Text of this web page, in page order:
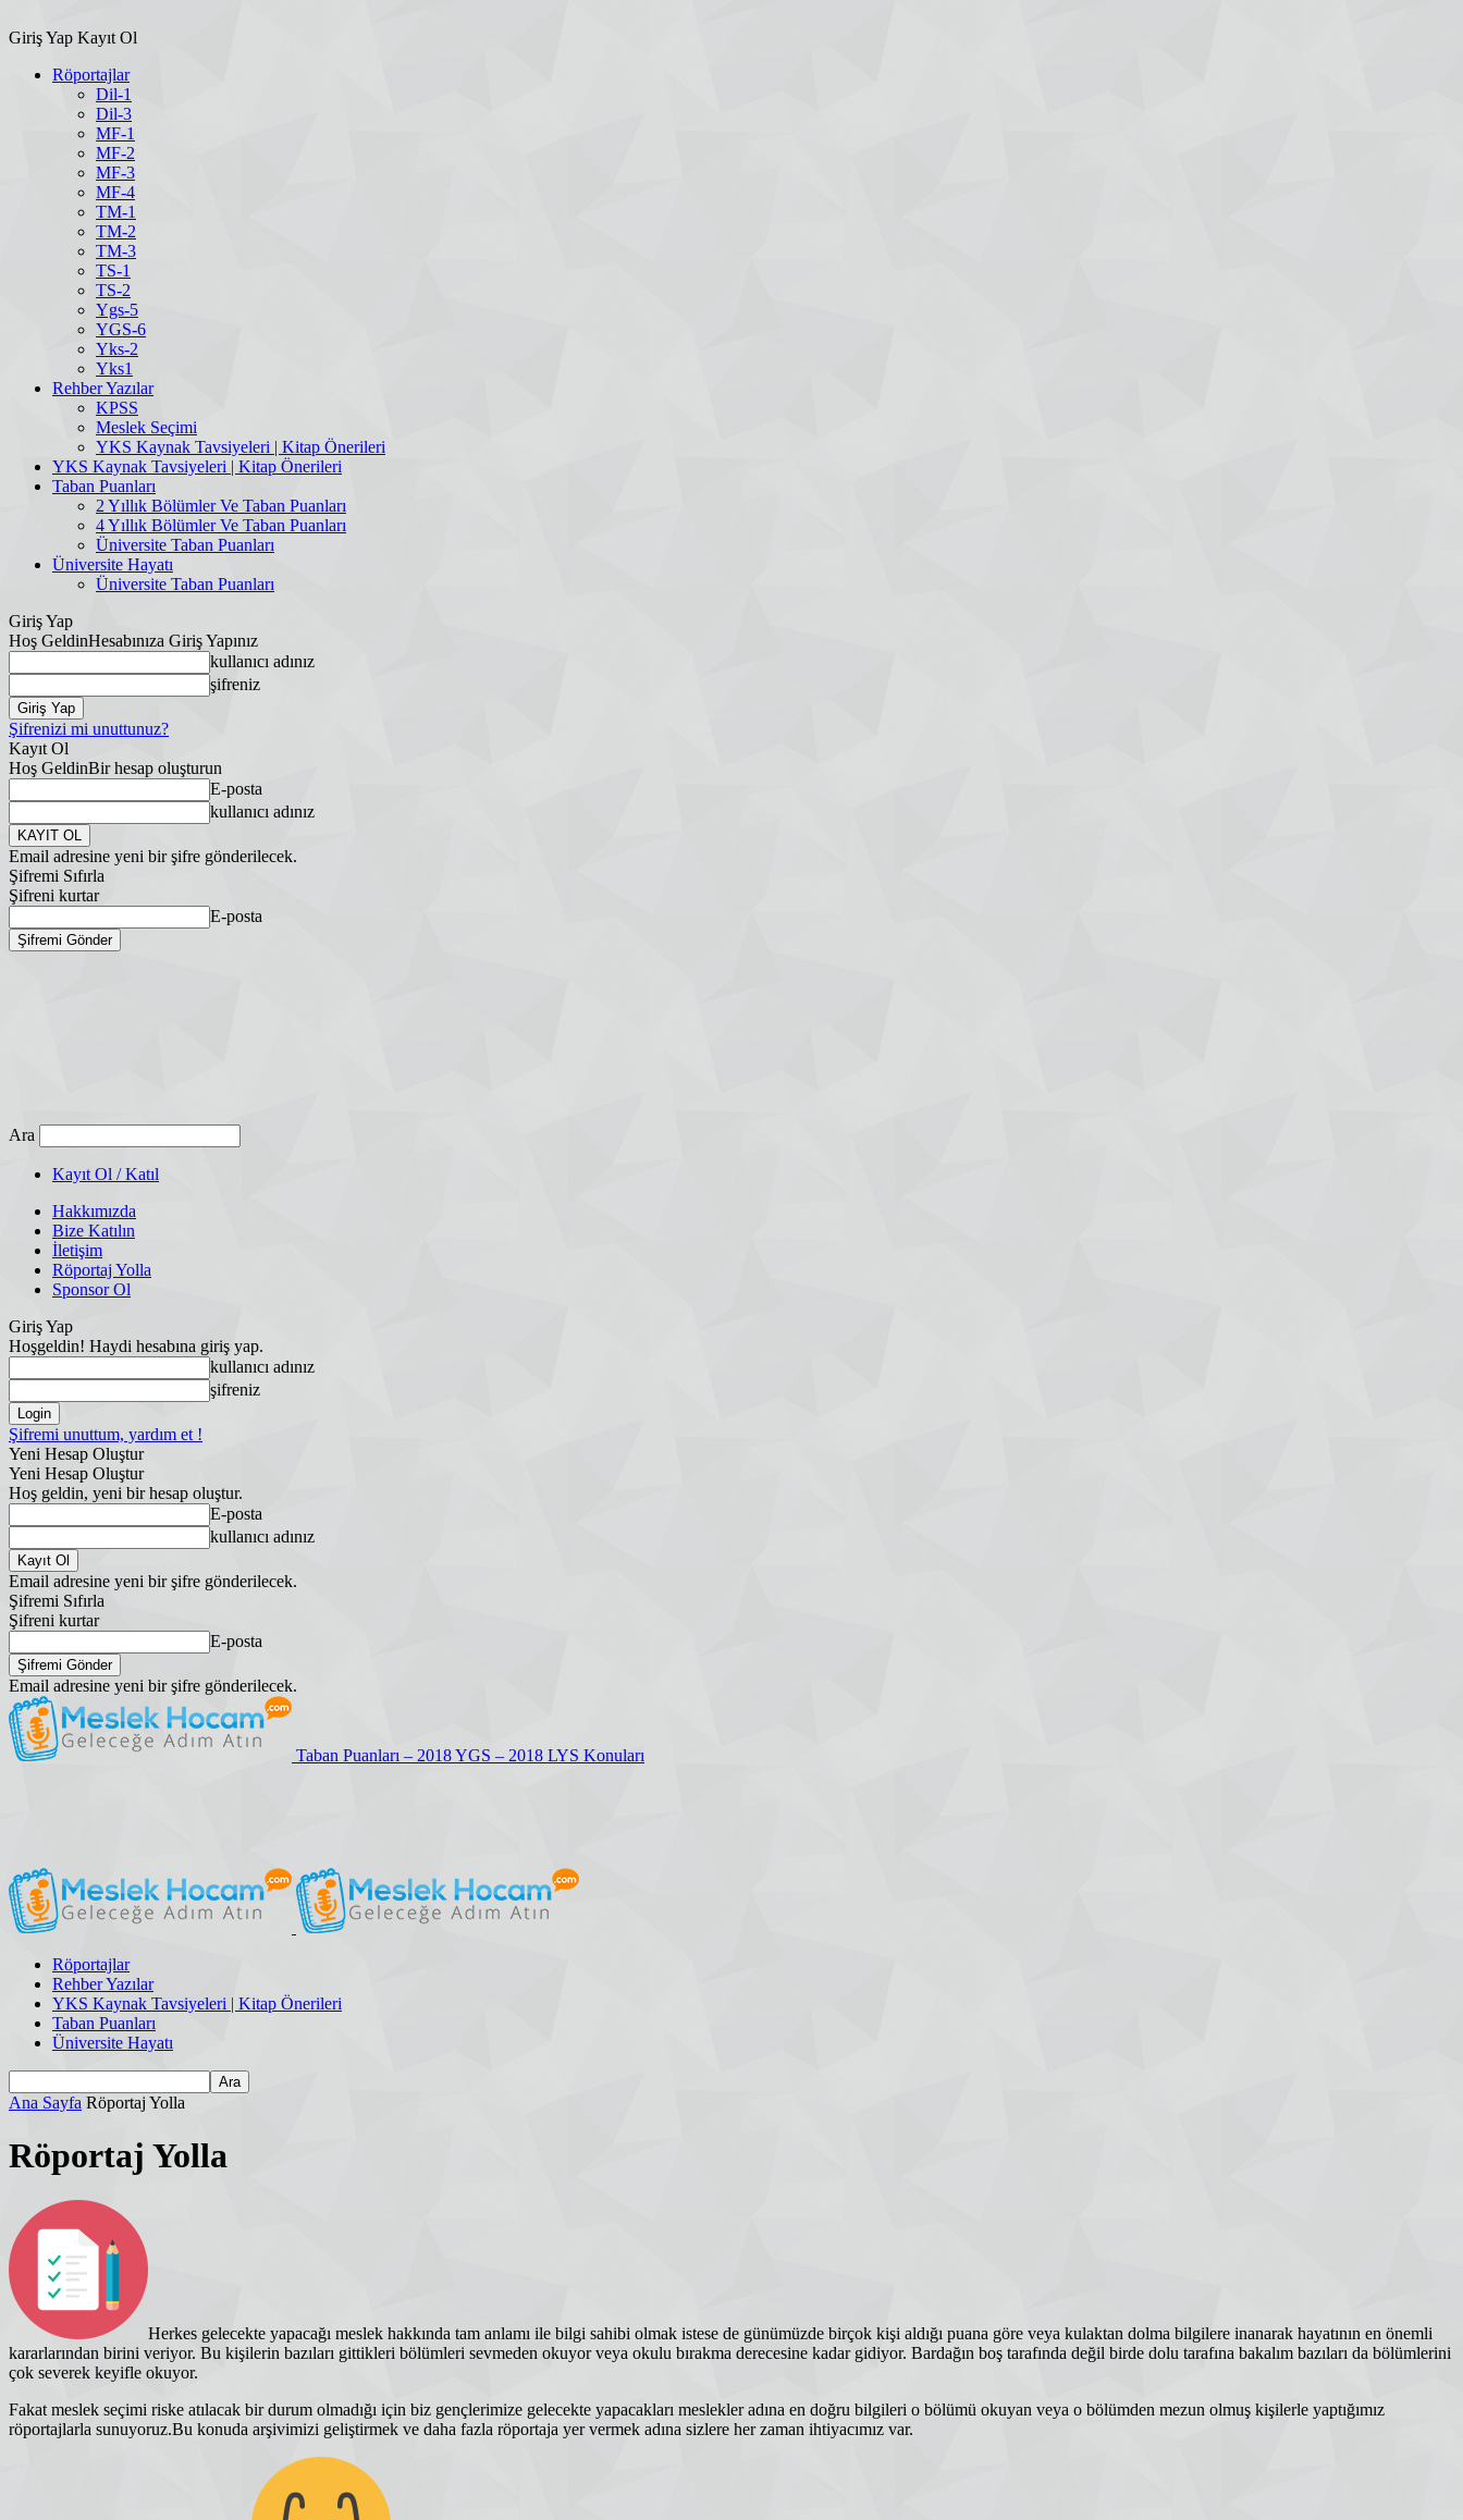
Giriş Yap Kayıt Ol
Röportajlar
Dil-1
Dil-3
MF-1
MF-2
MF-3
MF-4
TM-1
TM-2
TM-3
TS-1
TS-2
Ygs-5
YGS-6
Yks-2
Yks1
Rehber Yazılar
KPSS
Meslek Seçimi
YKS Kaynak Tavsiyeleri | Kitap Önerileri
YKS Kaynak Tavsiyeleri | Kitap Önerileri
Taban Puanları
2 Yıllık Bölümler Ve Taban Puanları
4 Yıllık Bölümler Ve Taban Puanları
Üniversite Taban Puanları
Üniversite Hayatı
Üniversite Taban Puanları
Giriş Yap
Hoş GeldinHesabınıza Giriş Yapınız
kullanıcı adınız
şifreniz
Şifrenizi mi unuttunuz?
Kayıt Ol
Hoş GeldinBir hesap oluşturun
E-posta
kullanıcı adınız
Email adresine yeni bir şifre gönderilecek.
Şifremi Sıfırla
Şifreni kurtar
E-posta
Ara
Kayıt Ol / Katıl
Hakkımızda
Bize Katılın
İletişim
Röportaj Yolla
Sponsor Ol
Giriş Yap
Hoşgeldin! Haydi hesabına giriş yap.
kullanıcı adınız
şifreniz
Şifremi unuttum, yardım et !
Yeni Hesap Oluştur
Yeni Hesap Oluştur
Hoş geldin, yeni bir hesap oluştur.
E-posta
kullanıcı adınız
Email adresine yeni bir şifre gönderilecek.
Şifremi Sıfırla
Şifreni kurtar
E-posta
Email adresine yeni bir şifre gönderilecek.
Taban Puanları – 2018 YGS – 2018 LYS Konuları
Röportajlar
Rehber Yazılar
YKS Kaynak Tavsiyeleri | Kitap Önerileri
Taban Puanları
Üniversite Hayatı
Ana Sayfa Röportaj Yolla
Röportaj Yolla
Herkes gelecekte yapacağı meslek hakkında tam anlamı ile bilgi sahibi olmak istese de günümüzde birçok kişi aldığı puana göre veya kulaktan dolma bilgilere inanarak hayatının en önemli
kararlarından birini veriyor. Bu kişilerin bazıları gittikleri bölümleri sevmeden okuyor veya okulu bırakma derecesine kadar gidiyor. Bardağın boş tarafında değil birde dolu tarafına bakalım bazıları da bölümlerini
çok severek keyifle okuyor.
Fakat meslek seçimi riske atılacak bir durum olmadığı için biz gençlerimize gelecekte yapacakları meslekler adına en doğru bilgileri o bölümü okuyan veya o bölümden mezun olmuş kişilerle yaptığımız
röportajlarla sunuyoruz.Bu konuda arşivimizi geliştirmek ve daha fazla röportaja yer vermek adına sizlere her zaman ihtiyacımız var.